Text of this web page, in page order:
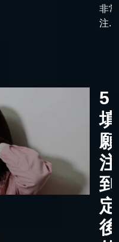
非
注...
5